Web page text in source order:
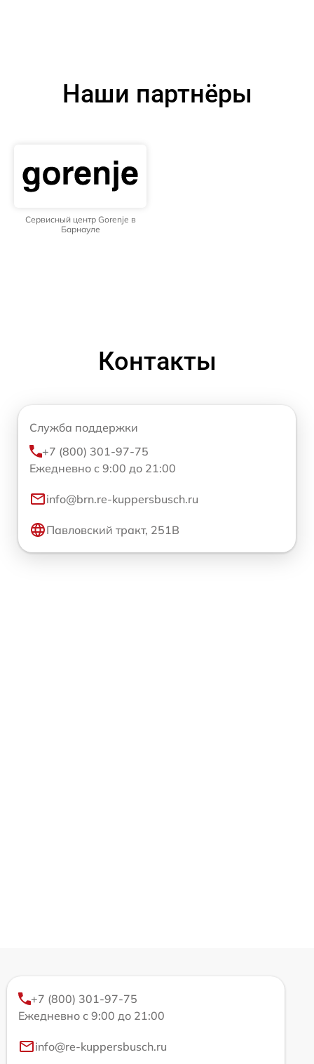
Наши партнёры
Сервисный центр Gorenje в
Барнауле
Контакты
Служба поддержки
+7 (800) 301-97-75
Ежедневно с 9:00 до 21:00
info@brn.re-kuppersbusch.ru
Павловский тракт, 251В
+7 (800) 301-97-75
Ежедневно с 9:00 до 21:00
info@re-kuppersbusch.ru